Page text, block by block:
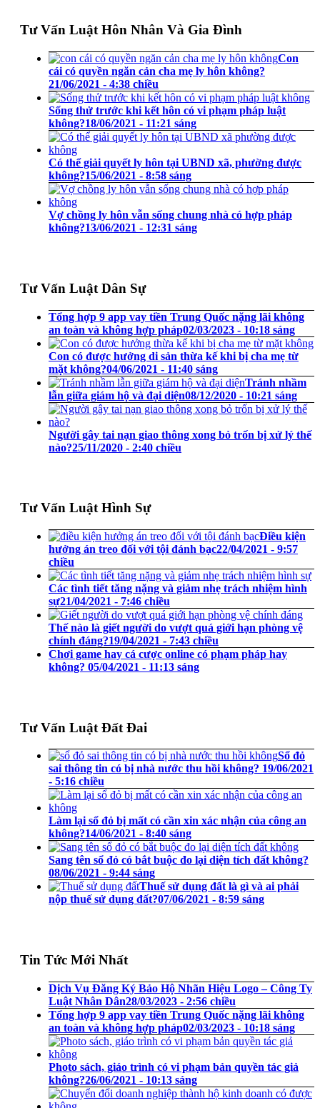
Tư Vấn Luật Hôn Nhân Và Gia Đình
Con
cái có quyền ngăn cản cha mẹ ly hôn không?
21/06/2021 - 4:38 chiều
Sống thử trước khi kết hôn có vi phạm pháp luật
không?18/06/2021 - 11:21 sáng
Có thể giải quyết ly hôn tại UBND xã, phường được
không?15/06/2021 - 8:58 sáng
Vợ chồng ly hôn vẫn sống chung nhà có hợp pháp
không?13/06/2021 - 12:31 sáng
Tư Vấn Luật Dân Sự
Tổng hợp 9 app vay tiền Trung Quốc nặng lãi không
an toàn và không hợp pháp02/03/2023 - 10:18 sáng
Con có được hưởng di sản thừa kế khi bị cha mẹ từ
mặt không?04/06/2021 - 11:40 sáng
Tránh nhầm
lẫn giữa giám hộ và đại diện08/12/2020 - 10:21 sáng
Người gây tai nạn giao thông xong bỏ trốn bị xử lý thế
nào?25/11/2020 - 2:40 chiều
Tư Vấn Luật Hình Sự
Điều kiện
hưởng án treo đối với tội đánh bạc22/04/2021 - 9:57
chiều
Các tình tiết tăng nặng và giảm nhẹ trách nhiệm hình
sự21/04/2021 - 7:46 chiều
Thế nào là giết người do vượt quá giới hạn phòng vệ
chính đáng?19/04/2021 - 7:43 chiều
Chơi game hay cá cược online có phạm pháp hay
không? 05/04/2021 - 11:13 sáng
Tư Vấn Luật Đất Đai
Sổ đỏ
sai thông tin có bị nhà nước thu hồi không? 19/06/2021
- 5:16 chiều
Làm lại sổ đỏ bị mất có cần xin xác nhận của công an
không?14/06/2021 - 8:40 sáng
Sang tên sổ đỏ có bắt buộc đo lại diện tích đất không?
08/06/2021 - 9:44 sáng
Thuế sử dụng đất là gì và ai phải
nộp thuế sử dụng đất?07/06/2021 - 8:59 sáng
Tin Tức Mới Nhất
Dịch Vụ Đăng Ký Bảo Hộ Nhãn Hiệu Logo – Công Ty
Luật Nhân Dân28/03/2023 - 2:56 chiều
Tổng hợp 9 app vay tiền Trung Quốc nặng lãi không
an toàn và không hợp pháp02/03/2023 - 10:18 sáng
Photo sách, giáo trình có vi phạm bản quyền tác giả
không?26/06/2021 - 10:13 sáng